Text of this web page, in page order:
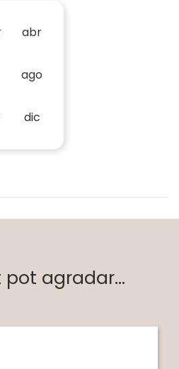
abr
ago
dic
agradar...